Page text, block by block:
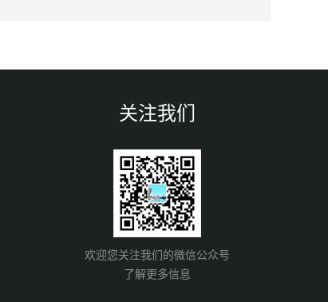
关注我们
欢迎您关注我们的微信公众号
了解更多信息